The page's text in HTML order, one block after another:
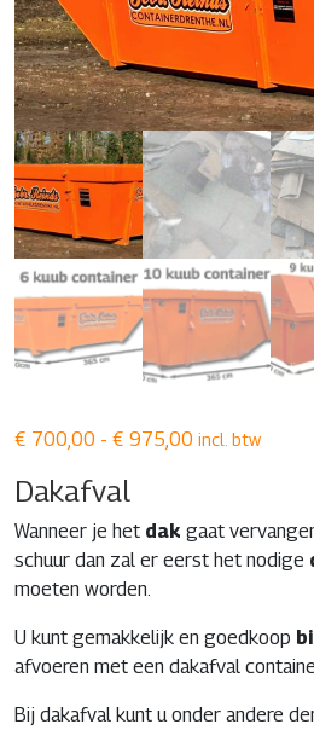
€ 700,00 - € 975,00 Prijsklasse:
€ 975,00
incl. btw
Dakafval
Wanneer je het dak gaat
schuur dan zal er eerst het nodige
moeten worden.
U kunt gemakkelijk en goedkoop
afvoeren met een dakafval
Bij dakafval kunt u onder andere